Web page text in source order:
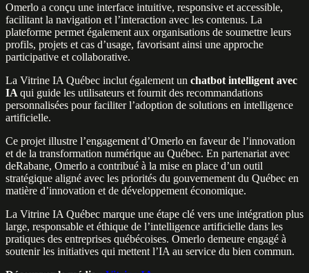
Omerlo a conçu une interface intuitive, responsive et accessible,
facilitant la navigation et l’interaction avec les contenus. La
plateforme permet également aux organisations de soumettre leurs
profils, projets et cas d’usage, favorisant ainsi une approche
participative et collaborative.
La Vitrine IA Québec inclut également un chatbot intelligent avec
IA qui guide les utilisateurs et fournit des recommandations
personnalisées pour faciliter l’adoption de solutions en intelligence
artificielle.
Ce projet illustre l’engagement d’Omerlo en faveur de l’innovation
et de la transformation numérique au Québec. En partenariat avec
deRabane, Omerlo a contribué à la mise en place d’un outil
stratégique aligné avec les priorités du gouvernement du Québec en
matière d’innovation et de développement économique.
La Vitrine IA Québec marque une étape clé vers une intégration plus
large, responsable et éthique de l’intelligence artificielle dans les
pratiques des entreprises québécoises. Omerlo demeure engagé à
soutenir les initiatives qui mettent l’IA au service du bien commun.